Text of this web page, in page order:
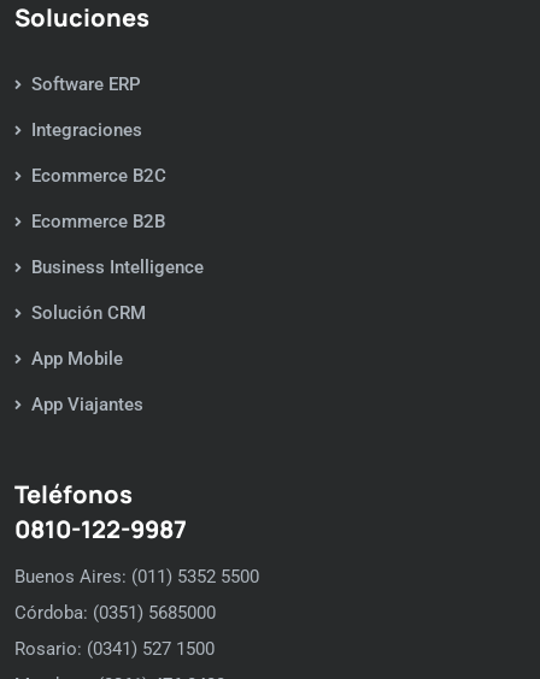
Soluciones
Software ERP
Integraciones
Ecommerce B2C
Ecommerce B2B
Business Intelligence
Solución CRM
App Mobile
App Viajantes
Teléfonos
0810-122-9987
Buenos Aires: (011) 5352 5500
Córdoba: (0351) 5685000
Rosario: (0341) 527 1500